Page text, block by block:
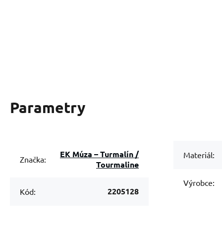
Parametry
Značka:
EK Múza – Turmalín /
Tourmaline
Kód: 2205128
Materiál:
Výrobce: